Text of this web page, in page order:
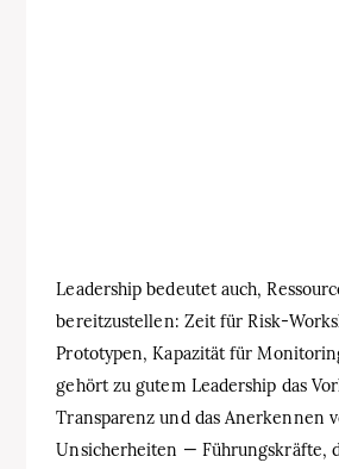
Leadership bedeutet auch,
bereitzustellen: Zeit für Risk-
Prototypen, Kapazität für
gehört zu gutem Leadership das
Transparenz und das Anerkennen
Unsicherheiten — Führungskräfte,